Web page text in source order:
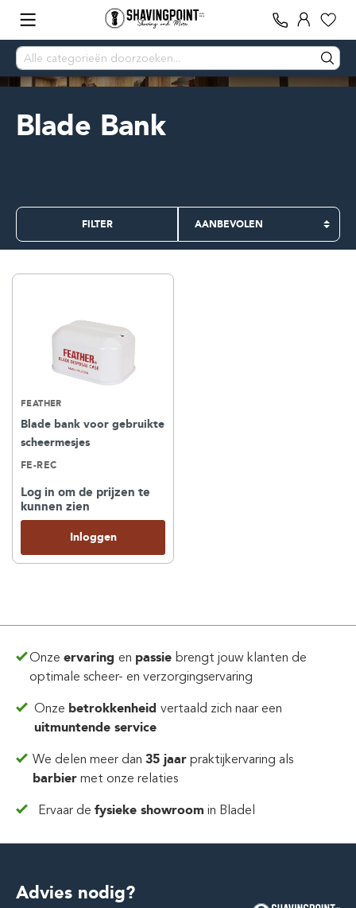
Blade Bank
FILTER
FEATHER
Blade bank voor gebruikte
scheermesjes
FE-REC
Log in om de prijzen te
kunnen zien
Inloggen
Onzeervaringen passie brengt jouw klanten de
optimale scheer- en verzorgingservaring
Onze betrokkenheid vertaald zich naar een
uitmuntende service
We delen meer dan 35 jaar praktijkervaring als
barbier met onze relaties
Ervaar de fysieke showroom in Bladel
Advies nodig?